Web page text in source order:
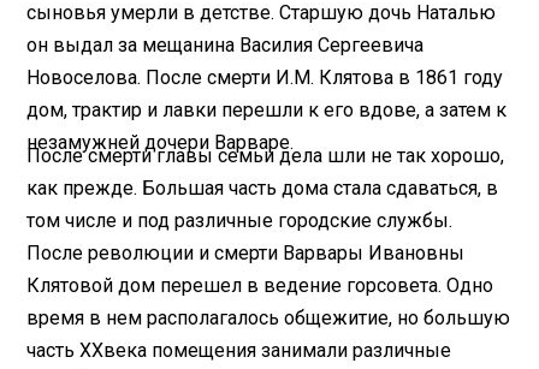
сыновья умерли в детстве. Старшую дочь Наталью
он выдал за мещанина Василия Сергеевича
Новоселова. После смерти И.М. Клятова в 1861 году
дом, трактир и лавки перешли к его вдове, а затем к
незамужней дочери Варваре.
После смерти главы семьи дела шли не так хорошо,
как прежде. Большая часть дома стала сдаваться, в
том числе и под различные городские службы.
После революции и смерти Варвары Ивановны
Клятовой дом перешел в ведение горсовета. Одно
время в нем располагалось общежитие, но большую
частьXXвека помещения занимали различные